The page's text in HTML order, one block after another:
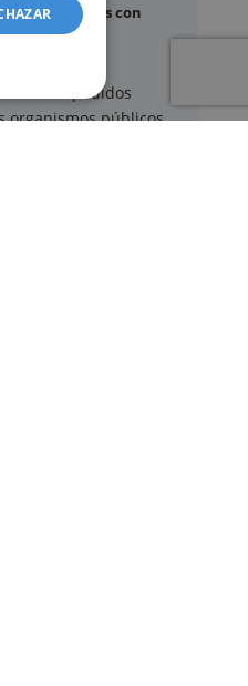
de seguros con
son expedidos
organismos públicos